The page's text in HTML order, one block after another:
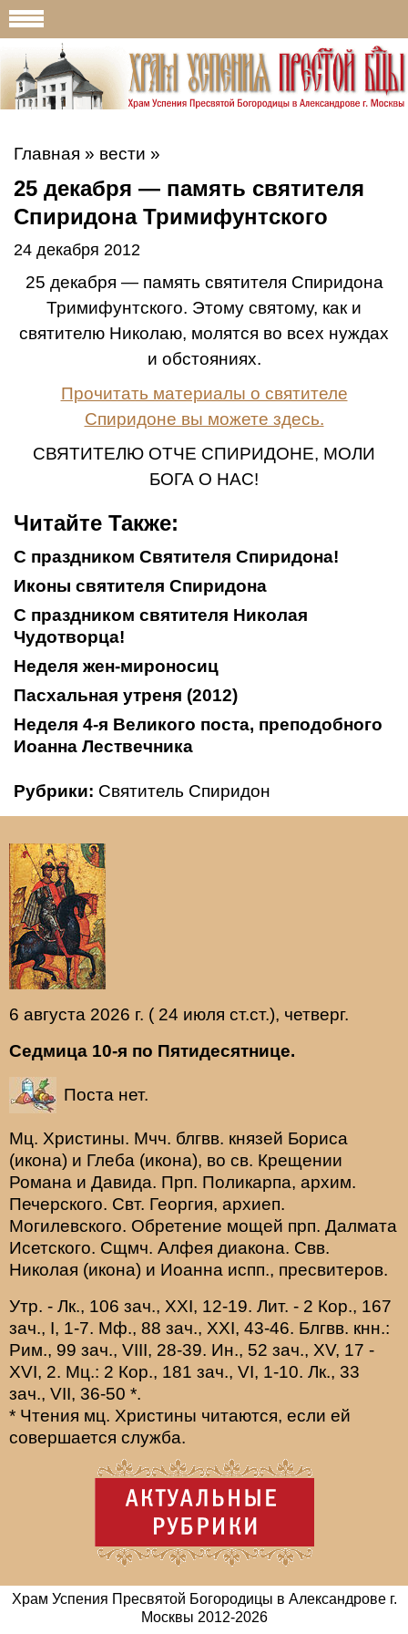
Главная » вести »
25 декабря — память святителя
Спиридона Тримифунтского
24 декабря 2012
25 декабря — память святителя Спиридона
Тримифунтского. Этому святому, как и
святителю Николаю, молятся во всех нуждах
и обстояниях.
Прочитать материалы о святителе
Спиридоне вы можете здесь.
СВЯТИТЕЛЮ ОТЧЕ СПИРИДОНЕ, МОЛИ
БОГА О НАС!
Читайте Также:
С праздником Святителя Спиридона!
Иконы святителя Спиридона
С праздником святителя Николая
Чудотворца!
Неделя жен-мироносиц
Пасхальная утреня (2012)
Неделя 4-я Великого поста, преподобного
Иоанна Лествечника
Рубрики: Святитель Спиридон
6 августа 2026 г. ( 24 июля ст.ст.), четверг.
Седмица 10-я по Пятидесятнице.
Поста нет.
Мц. Христины. Мчч. блгвв. князей Бориса
(икона) и Глеба (икона), во св. Крещении
Романа и Давида. Прп. Поликарпа, архим.
Печерского. Свт. Георгия, архиеп.
Могилевского. Обретение мощей прп. Далмата
Исетского. Сщмч. Алфея диакона. Свв.
Николая (икона) и Иоанна испп., пресвитеров.
Утр. - Лк., 106 зач., XXI, 12-19. Лит. - 2 Кор., 167
зач., I, 1-7. Мф., 88 зач., XXI, 43-46. Блгвв. кнн.:
Рим., 99 зач., VIII, 28-39. Ин., 52 зач., XV, 17 -
XVI, 2. Мц.: 2 Кор., 181 зач., VI, 1-10. Лк., 33
зач., VII, 36-50 *.
* Чтения мц. Христины читаются, если ей
совершается служба.
Храм Успения Пресвятой Богородицы в Александрове г.
Москвы 2012-2026